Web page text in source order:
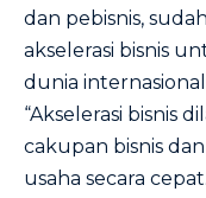
dan pebisnis,
akselerasi bisnis
dunia
“Akselerasi bisnis
cakupan bisnis
usaha secara